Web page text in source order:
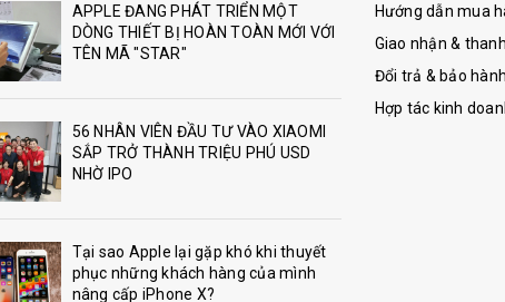
APPLE ĐANG PHÁT TRIỂN MỘT
DÒNG THIẾT BỊ HOÀN TOÀN MỚI VỚI
TÊN MÃ "STAR"
56 NHÂN VIÊN ĐẦU TƯ VÀO XIAOMI
SẮP TRỞ THÀNH TRIỆU PHÚ USD
NHỜ IPO
Tại sao Apple lại gặp khó khi thuyết
phục những khách hàng của mình
nâng cấp iPhone X?
Hướng dẫn mua
Giao nhận &
Đổi trả & bảo hành
Hợp tác kinh